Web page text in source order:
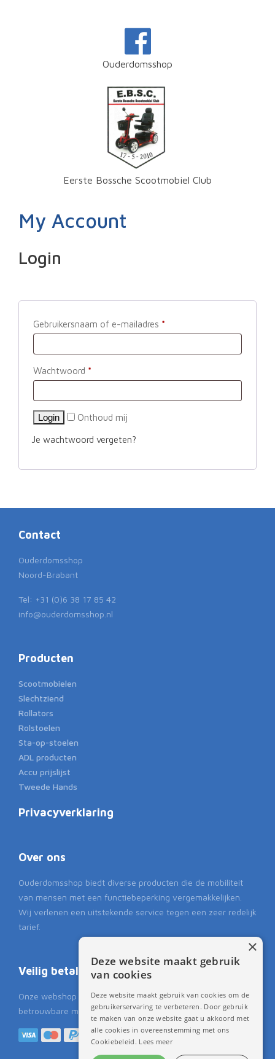
Ouderdomsshop
Eerste Bossche Scootmobiel Club
My Account
Login
Gebruikersnaam of e-mailadres *
Wachtwoord *
Onthoud mij
Je wachtwoord vergeten?
Contact
Ouderdomsshop
Noord-Brabant
Tel: +31 (0)6 38 17 85 42
info@ouderdomsshop.nl
Producten
Scootmobielen
Slechtziend
Rollators
Rolstoelen
Sta-op-stoelen
ADL producten
Accu prijslijst
Tweede Hands
Privacyverklaring
Over ons
Ouderdomsshop biedt diverse producten die de mobiliteit
van mensen met een functiebeperking vergemakkelijken.
Wij verlenen een uitstekende service tegen een zeer redelijk
tarief.
Veilig betalen
Onze webshop biedt u de mogelijkheid om op een veilige en
betrouwbare manier te kunnen betalen.
Deze website maakt gebruik
van cookies
Deze website maakt gebruik van cookies om de
gebruikerservaring te verbeteren. Door gebruik
te maken van onze website gaat u akkoord met
alle cookies in overeenstemming met ons
Cookiebeleid. Lees meer
×